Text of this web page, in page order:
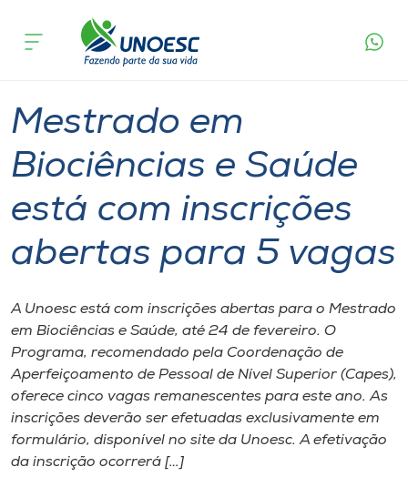
Cursos
Pesquisa
Atendimento ao Estudante
Portal de Ensino
A
Internacionalização
I.nova
acontece
Mestrado em
Biociências e Saúde
está com inscrições
abertas para 5 vagas
A Unoesc está com inscrições abertas para o Mestrado
em Biociências e Saúde, até 24 de fevereiro. O
Programa, recomendado pela Coordenação de
Aperfeiçoamento de Pessoal de Nível Superior (Capes),
oferece cinco vagas remanescentes para este ano. As
inscrições deverão ser efetuadas exclusivamente em
formulário, disponível no site da Unoesc. A efetivação
da inscrição ocorrerá […]